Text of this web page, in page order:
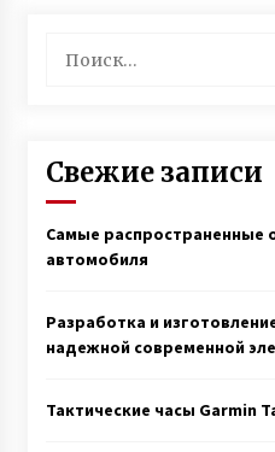
Свежие записи
Самые распространенные
автомобиля
Разработка и
надежной современной
Тактические часы Garmin